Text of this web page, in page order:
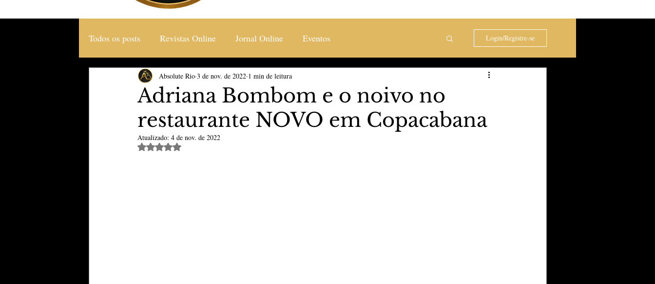
Todos os posts Revistas Online Jornal Online Eventos
Gastronomia & Turismo Social & Estilos Saúde & Bem Estar
TheVipClubBusiness Revistas The Vip Club Business Marujo Carioca
Educação & Tecnologia
Login/Registre-se
Adriana Bombom e o noivo no
restaurante NOVO em Copacabana
Absolute Rio 3 de nov. de 2022 1 min de leitura
Atualizado: 4 de nov. de 2022
Avaliado com NaN de 5 estrelas.